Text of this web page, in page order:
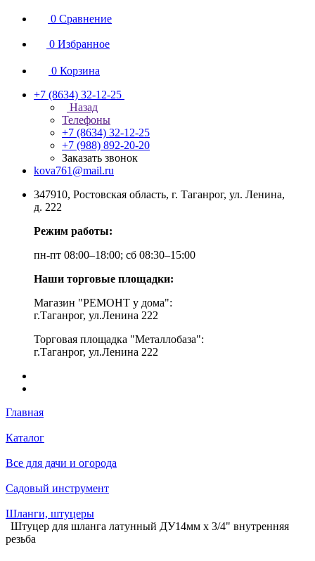
0 Сравнение
0 Избранное
0 Корзина
+7 (8634) 32-12-25
Назад
Телефоны
+7 (8634) 32-12-25
+7 (988) 892-20-20
Заказать звонок
kova761@mail.ru
347910, Ростовская область, г. Таганрог, ул. Ленина,
д. 222
Режим работы:
пн-пт 08:00–18:00; сб 08:30–15:00
Наши торговые площадки:
Магазин "РЕМОНТ у дома":
г.Таганрог, ул.Ленина 222
Торговая площадка "Металлобаза":
г.Таганрог, ул.Ленина 222
Главная
Каталог
Все для дачи и огорода
Садовый инструмент
Шланги, штуцеры
Штуцер для шланга латунный ДУ14мм х 3/4" внутренняя
резьба